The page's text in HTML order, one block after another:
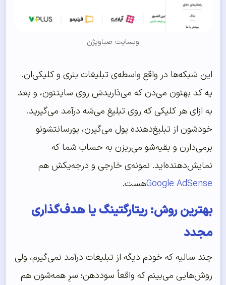
وبسایت صباویژن
این شبکه‌ها در واقع واسطه‌ی تبلیغات بنری و کلیکی‌ان.
یه کد بهتون می‌دن که می‌ذاریدش روی سایتتون، و بعد
به ازای هر کلیکی که روی تبلیغ می‌شه درآمد می‌گیرید.
خودشون از تبلیغ‌دهنده پول می‌گیرن، پورسانتشونو
برمی‌دارن و بقیه‌شو می‌ریزن به حساب شما که
نمایش‌دهنده‌اید. نمونه‌ی خارجی و درجه‌یکش هم
Google AdSense‌هست.
بهترین روش: ریتارگتینگ یا هدف‌گذاری
مجدد
چند سالیه که خودم دیگه از تبلیغات درآمد نمی‌گیرم، ولی
روش‌هایی می‌بینم که واقعاً سوددهن؛ سرِ همه‌شون هم